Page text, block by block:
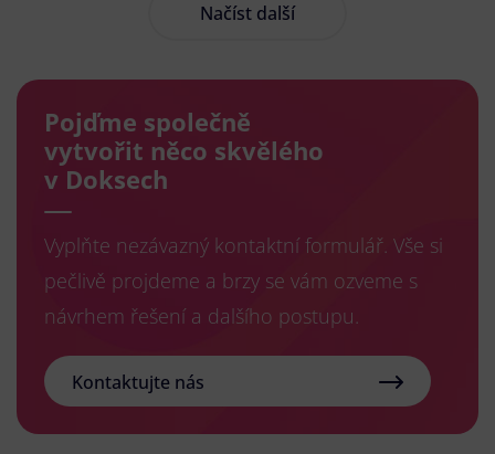
Načíst další
Pojďme společně
vytvořit něco skvělého
v Doksech
Vyplňte nezávazný kontaktní formulář. Vše si
pečlivě projdeme a brzy se vám ozveme s
návrhem řešení a dalšího postupu.
Kontaktujte nás